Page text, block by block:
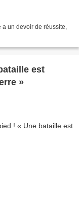
un devoir de réussite,
est
»